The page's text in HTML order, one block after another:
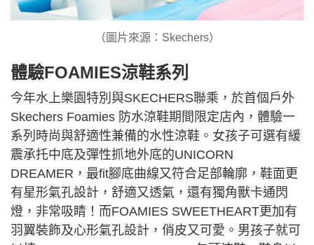
（圖片來源：Skechers）
體驗FOAMIES涼鞋系列
今年水上樂園特別與SKECHERS聯乘，於首個戶外
Skechers Foamies 防水涼鞋期間限定店內，體驗一
系列時尚與舒適性兼備的水性涼鞋。女孩子可選有緩
震承托中底及彈性抓地外底的UNICORN
DREAMER，最fit腳底曲線又符合足部輪廓，鞋面更
有星形氣孔設計，舒適又透氣，還有獨角獸卡通閃
燈，非常吸睛！而FOAMIES SWEETHEART更加有
羽翼裝飾及心形氣孔設計，俏皮又可愛。男孩子就可